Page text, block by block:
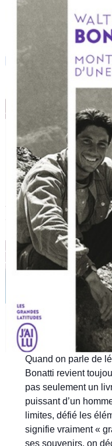
Quand on parle de
Bonatti revient
pas seulement un
puissant d’un
limites, défié les
signifie vraiment «
ses souvenirs, on